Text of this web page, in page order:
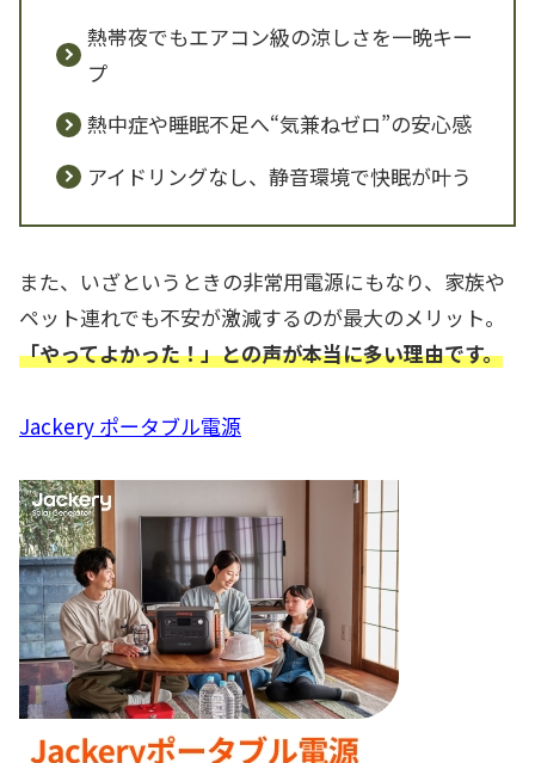
熱帯夜でもエアコン級の涼しさを一晩キー
プ
熱中症や睡眠不足へ“気兼ねゼロ”の安心感
アイドリングなし、静音環境で快眠が叶う
また、いざというときの非常用電源にもなり、家族や
ペット連れでも不安が激減するのが最大のメリット。
「やってよかった！」との声が本当に多い理由です。
Jackery ポータブル電源